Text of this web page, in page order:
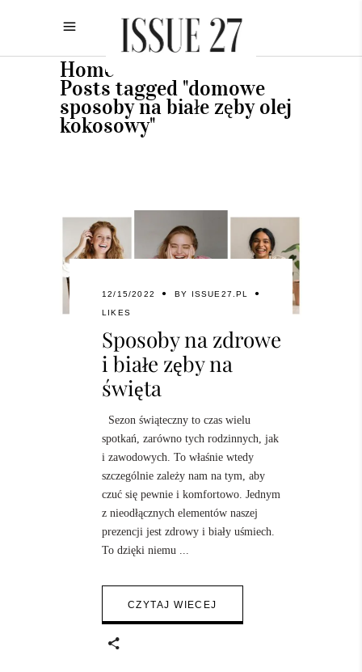
Home
Posts tagged "domowe
sposoby na białe zęby olej
kokosowy"
12/15/2022 BY ISSUE27.PL
LIKES
Sposoby na zdrowe
i białe zęby na
święta
Sezon świąteczny to czas wielu
spotkań, zarówno tych rodzinnych, jak
i zawodowych. To właśnie wtedy
szczególnie zależy nam na tym, aby
czuć się pewnie i komfortowo. Jednym
z nieodłącznych elementów naszej
prezencji jest zdrowy i biały uśmiech.
To dzięki niemu
CZYTAJ WIECEJ